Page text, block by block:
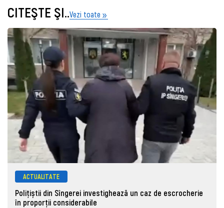
CITEŞTE ŞI..Vezi toate
ACTUALITATE
Polițiștii din Sîngerei investighează un caz de escrocherie
în proporții considerabile